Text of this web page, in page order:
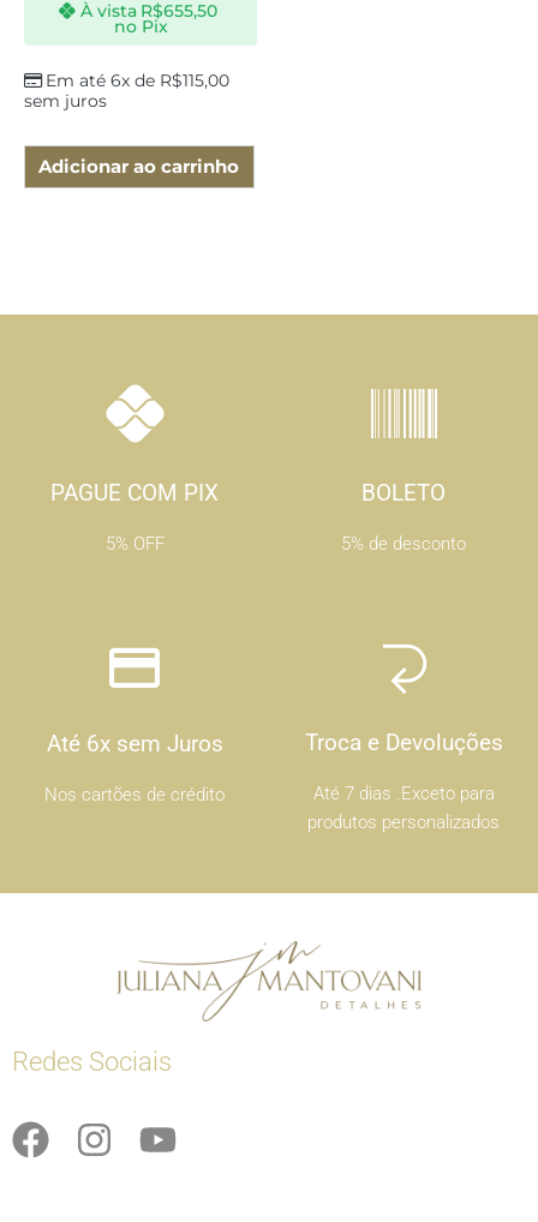
Em até 6x de R$115,00
sem juros
À vista R$655,50
no Pix
Adicionar ao carrinho
PAGUE COM PIX
5% OFF
BOLETO
5% de desconto
Até 6x sem Juros
Nos cartões de crédito
Troca e Devoluções
Até 7 dias .Exceto para
produtos personalizados
Redes Sociais
F
I
Y